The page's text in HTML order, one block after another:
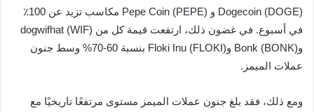
Dogecoin (DOGE) و Pepe Coin (PEPE) مكاسب تزيد عن 100٪
في أسبوع. في غضون ذلك، ارتفعت قيمة كل من dogwifhat (WIF)
وBonk (BONK) وFloki Inu (FLOKI) بنسبة 60-70% وسط جنون
عملات الميمز.
ومع ذلك، فقد بلغ جنون عملات الميمز مستوى مرتفعًا تاريخيًا مع